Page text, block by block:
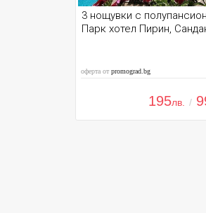
3 нощувки с
Парк хотел Пирин,
оферта отpromograd.bg
195лв. /